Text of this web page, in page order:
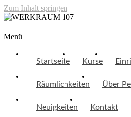
Zum Inhalt springen
WERKRAUM 107
Menü
Startseite Kurse
Räumlichkeiten Über
Neuigkeiten Kontakt